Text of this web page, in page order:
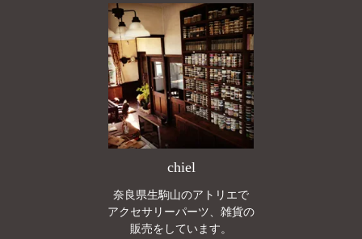
chiel
奈良県生駒山のアトリエで
アクセサリーパーツ、雑貨の
販売をしています。